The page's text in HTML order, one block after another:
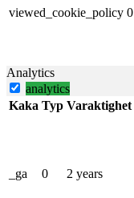
viewed_cookie_policy 0
Analytics
analytics
Kaka Typ Varaktighet
_ga 0 2 years